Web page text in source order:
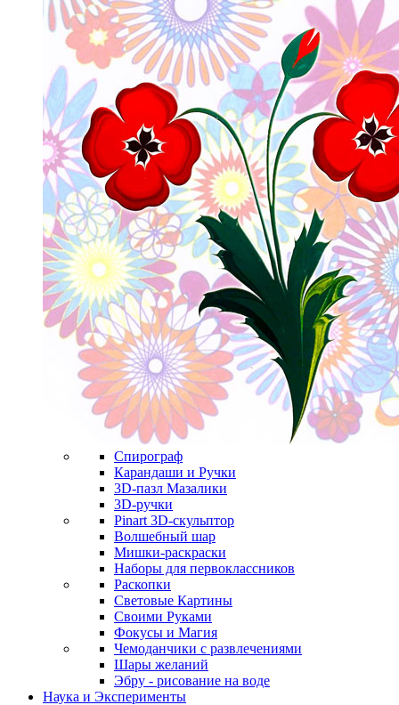
Спирограф
Карандаши и Ручки
3D-пазл Мазалики
3D-ручки
Pinart 3D-скульптор
Волшебный шар
Мишки-раскраски
Наборы для первоклассников
Раскопки
Световые Картины
Своими Руками
Фокусы и Магия
Чемоданчики с развлечениями
Шары желаний
Эбру - рисование на воде
Наука и Эксперименты